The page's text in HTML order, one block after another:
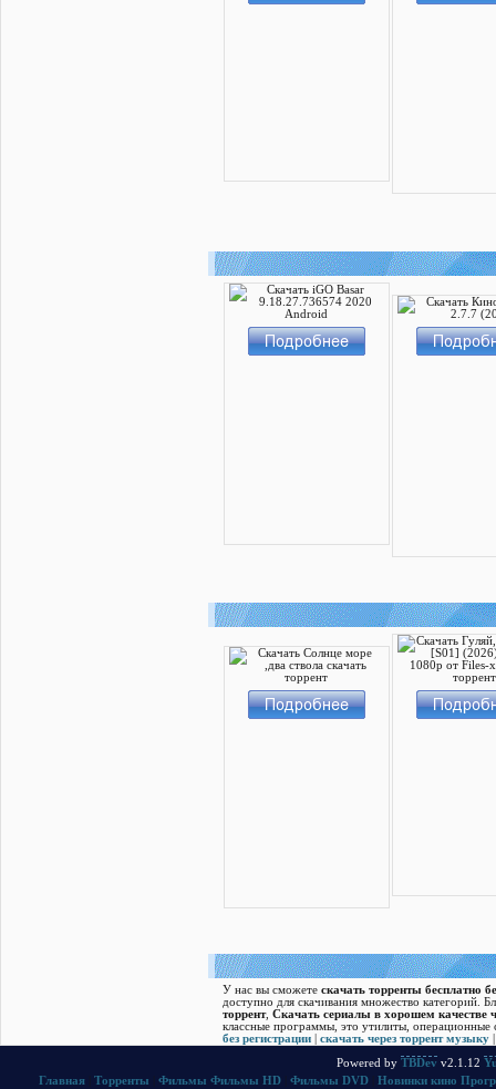
У нас вы сможете скачать торренты бесплатно
доступно для скачивания множество категорий.
торрент, Скачать cериалы в хорошем качестве
классные программы, это утилиты,
без регистрации| скачать через торрент музыку
Powered by TBDev v2.1.12
Главная
Торренты Фильмы Фильмы HD Фильмы DVD Новинки кино